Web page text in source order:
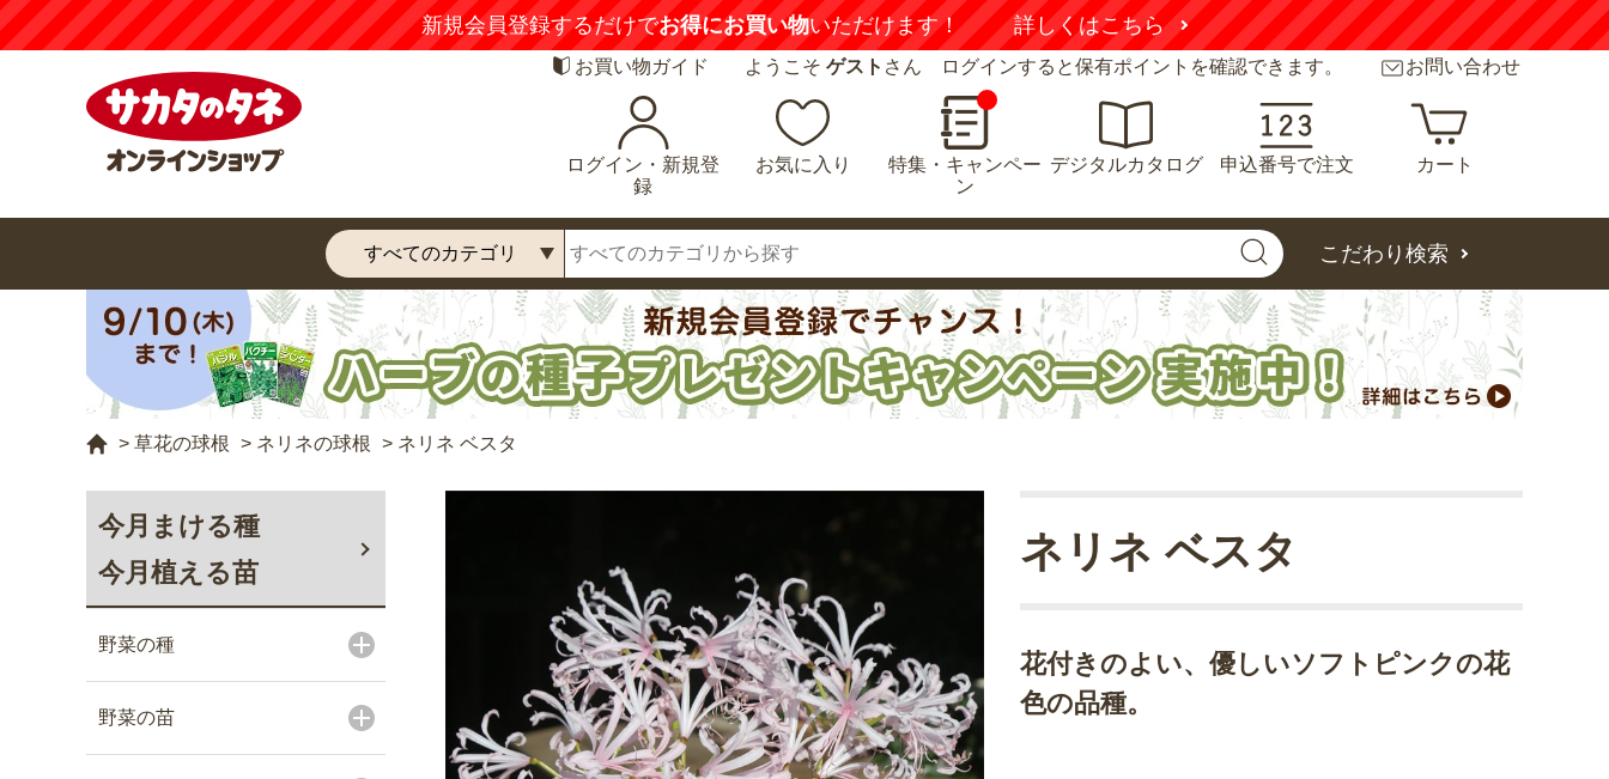
新規会員登録するだけでお得にお買い物いただけます！ 詳しくはこちら
お買い物ガイド ようこそ ゲスト さん ログインすると保有ポイントを確認できます。 お問い合わせ
ログイン・新規登
録
お気に入り
特集・キャンペー
ン
デジタルカタログ 申込番号で注文 カート
こだわり検索
> 草花の球根 > ネリネの球根 > ネリネ ベスタ
今月まける種
今月植える苗
野菜の種
野菜の苗
花付きのよい、優しいソフトピンクの花
色の品種。
ネリネ ベスタ